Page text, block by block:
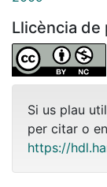
Llicència de
Si us plau
per citar o
https://